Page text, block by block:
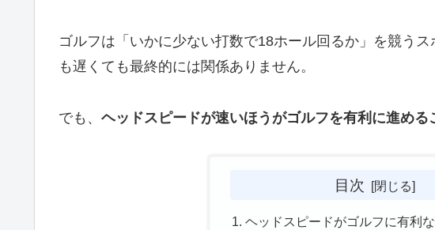
ゴルフは「いかに少ない打数で18ホール回るか」を競う
も遅くても最終的には関係ありません。
でも、 ヘッドスピードが速いほうがゴルフを有利に進める
目次
ヘッドスピードがゴルフに有利